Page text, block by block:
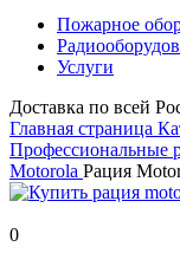
Пожарное
Услуги
Доставка по всей
Главная страница
Профессиональные
Motorola Рация
0